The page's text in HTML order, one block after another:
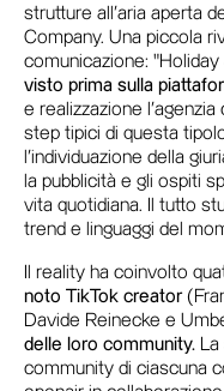
strutture all’aria aperta
Company. Una piccola
comunicazione: "Holiday
visto prima sulla
e realizzazione
step tipici di questa
l’individuazione della
la pubblicità e gli ospiti
vita quotidiana. Il tutto
trend e linguaggi del
Il reality ha coinvolto
noto TikTok creator
Davide Reinecke e
delle loro community.
community di ciascuna